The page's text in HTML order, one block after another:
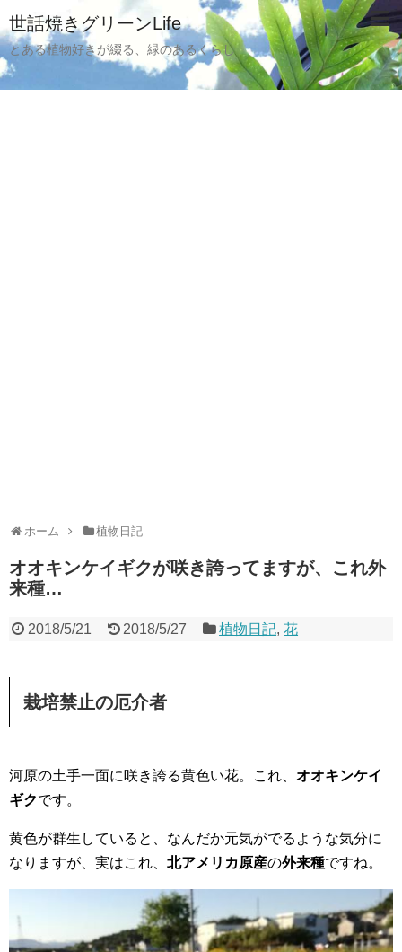
世話焼きグリーンLife
とある植物好きが綴る、緑のあるくらし
ホーム 植物日記
オオキンケイギクが咲き誇ってますが、これ外
来種…
2018/5/21 2018/5/27 植物日記,花
栽培禁止の厄介者
河原の土手一面に咲き誇る黄色い花。これ、 オオキンケイ
ギクです。
黄色が群生していると、なんだか元気がでるような気分に
なりますが、実はこれ、 北アメリカ原産の外来種ですね。